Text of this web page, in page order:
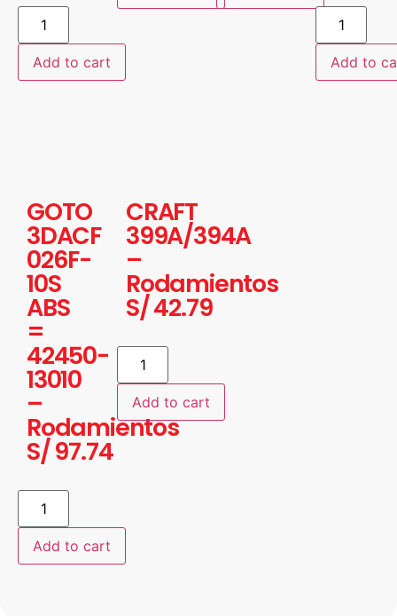
Add to cart Add to
GOTO
3DACF
026F-
10S
ABS
=
42450-
13010
–
Rodamientos
S/97.74
Add to cart
CRAFT
399A/394A
–
Rodamientos
S/42.79
Add to cart